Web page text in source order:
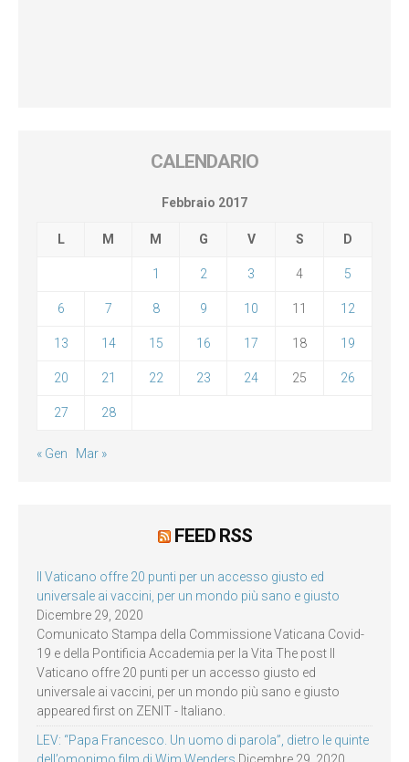
CALENDARIO
Febbraio 2017
L M M G V S D
1 2 3 4 5
6 7 8 9 10 11 12
13 14 15 16 17 18 19
20 21 22 23 24 25 26
27 28
« Gen Mar »
FEED RSS
Il Vaticano offre 20 punti per un accesso giusto ed
universale ai vaccini, per un mondo più sano e giusto
Dicembre 29, 2020
Comunicato Stampa della Commissione Vaticana Covid-
19 e della Pontificia Accademia per la Vita The post Il
Vaticano offre 20 punti per un accesso giusto ed
universale ai vaccini, per un mondo più sano e giusto
appeared first on ZENIT - Italiano.
LEV: “Papa Francesco. Un uomo di parola”, dietro le quinte
dell’omonimo film di Wim Wenders Dicembre 29, 2020